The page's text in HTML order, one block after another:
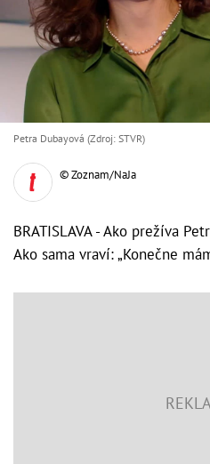
Petra Dubayová (Zdroj: STVR)
© Zoznam/NaJa
BRATISLAVA - Ako prežíva
Ako sama vraví: „Konečne